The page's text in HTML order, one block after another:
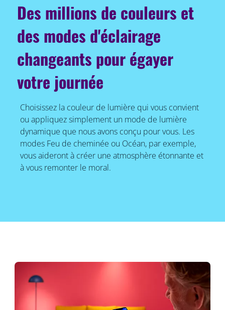
Des millions de couleurs et
des modes d'éclairage
changeants pour égayer
votre journée
Choisissez la couleur de lumière qui vous convient
ou appliquez simplement un mode de lumière
dynamique que nous avons conçu pour vous. Les
modes Feu de cheminée ou Océan, par exemple,
vous aideront à créer une atmosphère étonnante et
à vous remonter le moral.